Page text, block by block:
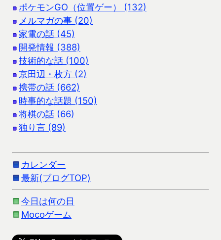
ポケモンGO（位置ゲー） (132)
メルマガの事 (20)
家電の話 (45)
開発情報 (388)
技術的な話 (100)
京田辺・枚方 (2)
携帯の話 (662)
時事的な話題 (150)
将棋の話 (66)
独り言 (89)
カレンダー
最新(ブログTOP)
今日は何の日
Mocoゲーム